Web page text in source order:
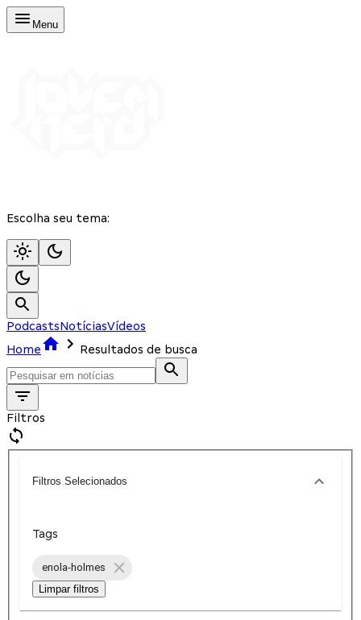
Menu
Escolha seu tema:
PodcastsNotíciasVídeos
Home
Resultados de busca
Filtros
Filtros Selecionados
Tags
enola-holmes
Limpar filtros